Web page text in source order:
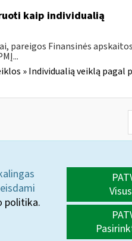
kaip individualią
pareigos Finansinės apskaitos
» Individualią veiklą pagal
politika.